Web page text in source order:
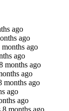
ago
ago
months ago
ago
months ago
ago
months ago
ago
ago
8 months ago